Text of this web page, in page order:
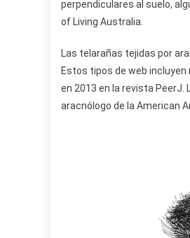
perpendiculares al suelo,
of Living Australia.
Las telarañas tejidas por
Estos tipos de web incluyen
en 2013 en la revista PeerJ.
aracnólogo de la American